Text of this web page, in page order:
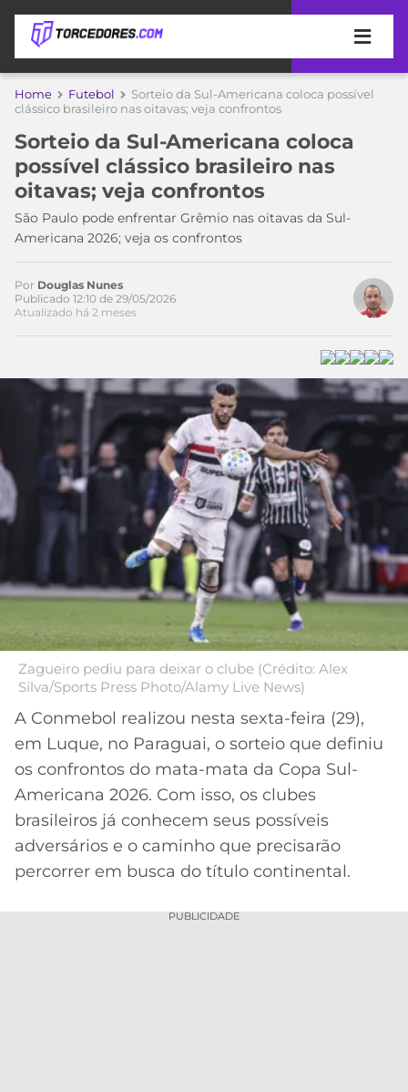
APOSTAS
DE
APOSTA
MELHORES
SITES
DE
APOSTAS
2026
BETBOOM
CÓDIGO
DE
INDICAÇÃO
BET365
CÓDIGO
BETANO
APPS
APOSTAS
CASSINOS
ONLINE
MELHORES
CASSINOS
ONLINE
COPA
DO
MUNDO
TIMES
MEU
TIME
PALMEIRAS
CORINTHIANS
SÃO
PAULO
SANTOS
FLAMENGO
BOTAFOGO
VASCO
INTERNACIONAL
ATLÉTICO
CAMPEONATOS
SÉRIE
A
LIBERTADORES
COPA
DO
BRASIL
PREMIER
COPA
SUL-
AMERICANA
LIGA
DOS
CAMPEÕES
LALIGA
ESPORTIVA
MERCADO
DA
BOLA
PALPITES
Home Futebol
Sorteio da Sul-Americana coloca possível
clássico brasileiro nas oitavas; veja confrontos
Sorteio da Sul-Americana coloca
possível clássico brasileiro nas
oitavas; veja confrontos
São Paulo pode enfrentar Grêmio nas oitavas da Sul-
Americana 2026; veja os confrontos
Por Douglas Nunes
Publicado 12:10 de 29/05/2026
Atualizado há 2 meses
Zagueiro pediu para deixar o clube (Crédito: Alex
Silva/Sports Press Photo/Alamy Live News)
A Conmebol realizou nesta sexta-feira (29),
em Luque, no Paraguai, o sorteio que definiu
os confrontos do mata-mata da Copa Sul-
Americana 2026. Com isso, os clubes
brasileiros já conhecem seus possíveis
adversários e o caminho que precisarão
percorrer em busca do título continental.
PUBLICIDADE